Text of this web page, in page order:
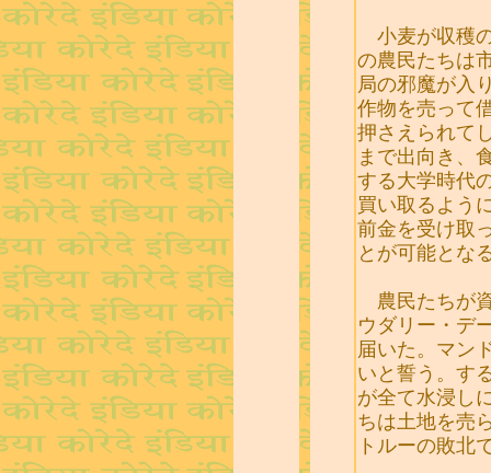
小麦が収穫
の農民たちは
局の邪魔が入
作物を売って
押さえられて
まで出向き、
する大学時代
買い取るよう
前金を受け取
とが可能とな
農民たちが
ウダリー・デ
届いた。マン
いと誓う。す
が全て水浸し
ちは土地を売
トルーの敗北